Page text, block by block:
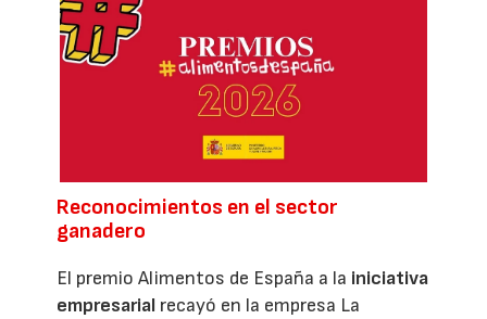
Reconocimientos en el sector
ganadero
El premio Alimentos de España a la iniciativa
empresarial recayó en la empresa La